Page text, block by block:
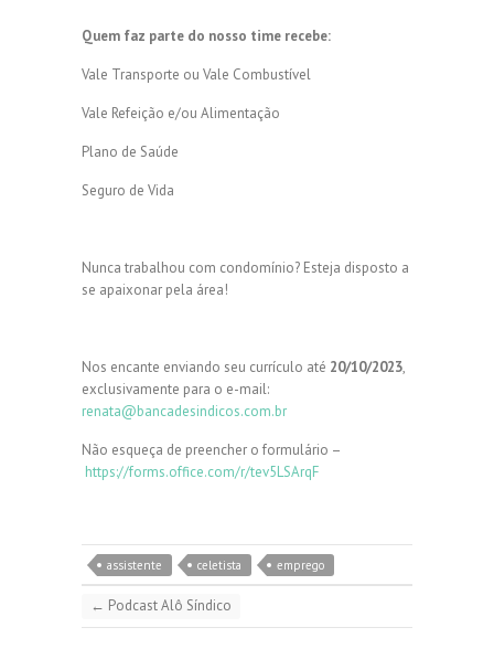
Quem faz parte do nosso time recebe:
Vale Transporte ou Vale Combustível
Vale Refeição e/ou Alimentação
Plano de Saúde
Seguro de Vida
Nunca trabalhou com condomínio? Esteja disposto a
se apaixonar pela área!
Nos encante enviando seu currículo até 20/10/2023,
exclusivamente para o e-mail:
renata@bancadesindicos.com.br
Não esqueça de preencher o formulário –
https://forms.office.com/r/tev5LSArqF
assistente celetista emprego
← Podcast Alô Síndico